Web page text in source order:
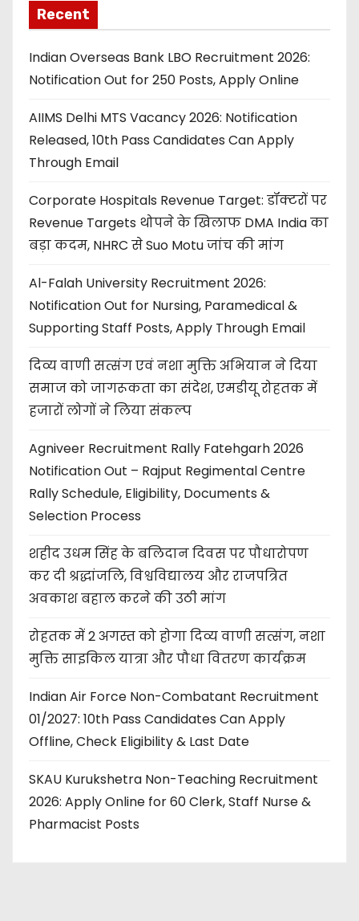
Recent
Indian Overseas Bank LBO Recruitment 2026:
Notification Out for 250 Posts, Apply Online
AIIMS Delhi MTS Vacancy 2026: Notification
Released, 10th Pass Candidates Can Apply
Through Email
Corporate Hospitals Revenue Target: डॉक्टरों पर
Revenue Targets थोपने के खिलाफ DMA India का
बड़ा कदम, NHRC से Suo Motu जांच की मांग
Al-Falah University Recruitment 2026:
Notification Out for Nursing, Paramedical &
Supporting Staff Posts, Apply Through Email
दिव्य वाणी सत्संग एवं नशा मुक्ति अभियान ने दिया
समाज को जागरूकता का संदेश, एमडीयू रोहतक में
हजारों लोगों ने लिया संकल्प
Agniveer Recruitment Rally Fatehgarh 2026
Notification Out – Rajput Regimental Centre
Rally Schedule, Eligibility, Documents &
Selection Process
शहीद उधम सिंह के बलिदान दिवस पर पौधारोपण
कर दी श्रद्धांजलि, विश्वविद्यालय और राजपत्रित
अवकाश बहाल करने की उठी मांग
रोहतक में 2 अगस्त को होगा दिव्य वाणी सत्संग, नशा
मुक्ति साइकिल यात्रा और पौधा वितरण कार्यक्रम
Indian Air Force Non-Combatant Recruitment
01/2027: 10th Pass Candidates Can Apply
Offline, Check Eligibility & Last Date
SKAU Kurukshetra Non-Teaching Recruitment
2026: Apply Online for 60 Clerk, Staff Nurse &
Pharmacist Posts